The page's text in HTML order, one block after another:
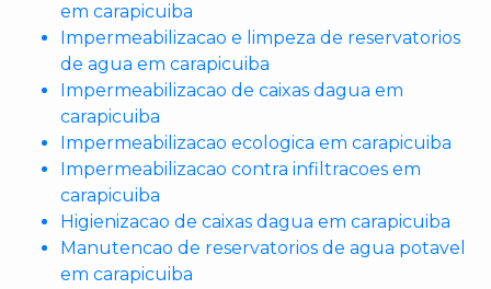
em carapicuiba
Impermeabilizacao e limpeza de reservatorios
de agua em carapicuiba
Impermeabilizacao de caixas dagua em
carapicuiba
Impermeabilizacao ecologica em carapicuiba
Impermeabilizacao contra infiltracoes em
carapicuiba
Higienizacao de caixas dagua em carapicuiba
Manutencao de reservatorios de agua potavel
em carapicuiba